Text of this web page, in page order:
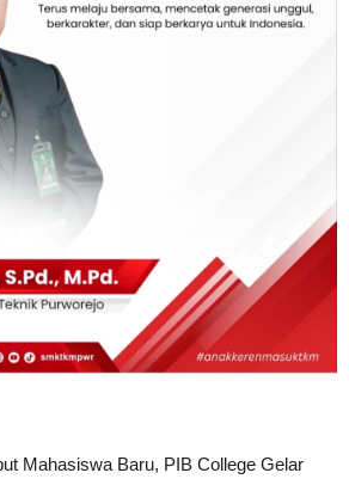
Mahasiswa Baru, PIB College Gelar